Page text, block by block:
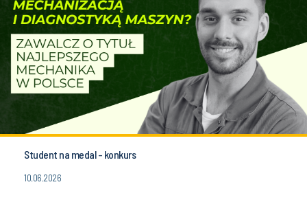
Student na medal - konkurs
10.06.2026